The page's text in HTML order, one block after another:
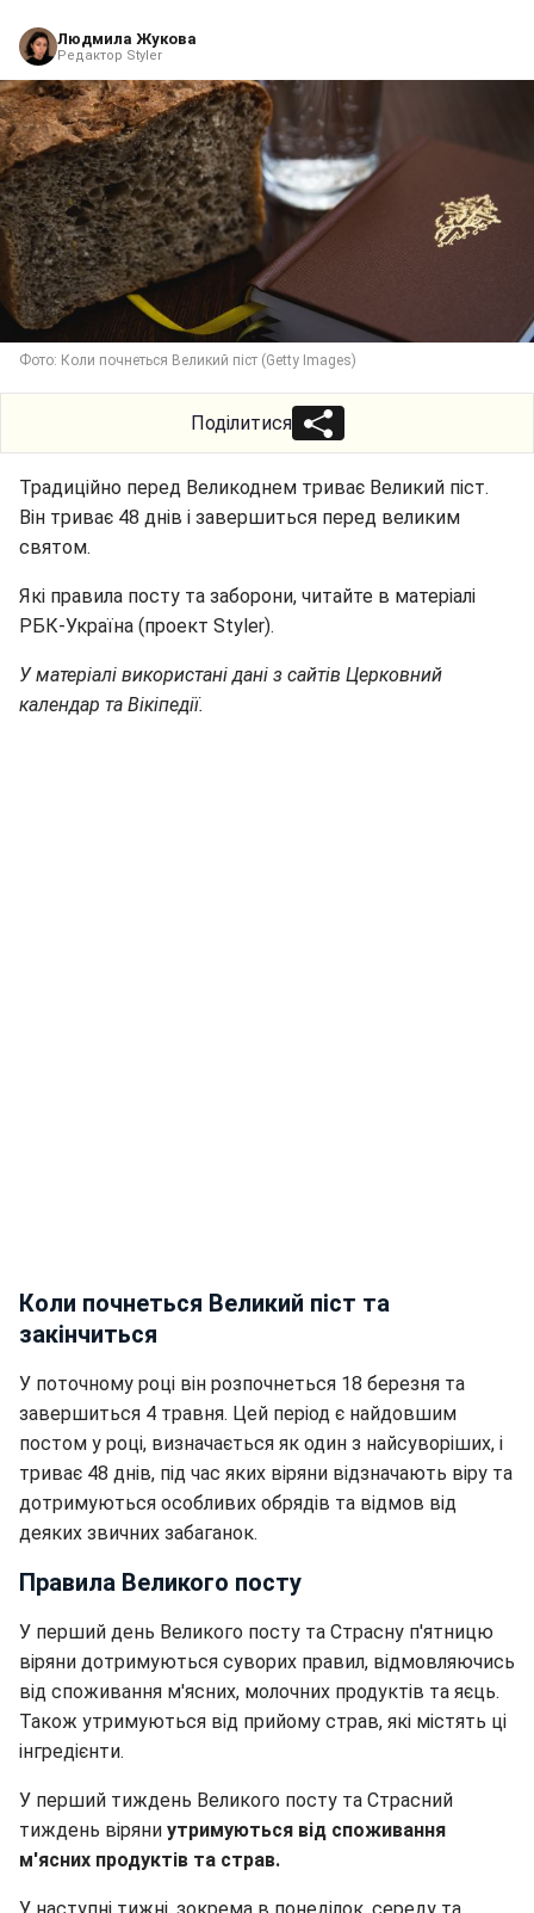
Людмила Жукова
Редактор Styler
Фото: Коли почнеться Великий піст (Getty Images)
Поділитися
Традиційно перед Великоднем триває Великий піст.
Він триває 48 днів і завершиться перед великим
святом.
Які правила посту та заборони, читайте в матеріалі
РБК-Україна (проект Styler).
У матеріалі використані дані з сайтів Церковний
календар та Вікіпедії.
Коли почнеться Великий піст та
закінчиться
У поточному році він розпочнеться 18 березня та
завершиться 4 травня. Цей період є найдовшим
постом у році, визначається як один з найсуворіших, і
триває 48 днів, під час яких віряни відзначають віру та
дотримуються особливих обрядів та відмов від
деяких звичних забаганок.
Правила Великого посту
У перший день Великого посту та Страсну п'ятницю
віряни дотримуються суворих правил, відмовляючись
від споживання м'ясних, молочних продуктів та яєць.
Також утримуються від прийому страв, які містять ці
інгредієнти.
У перший тиждень Великого посту та Страсний
тиждень віряни утримуються від споживання
м'ясних продуктів та страв.